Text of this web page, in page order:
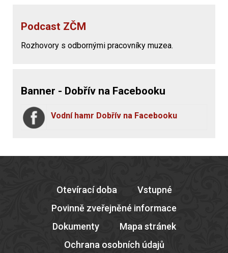
Podcast ZČM
Rozhovory s odbornými pracovníky muzea.
Banner - Dobřív na Facebooku
Vodní hamr Dobřív na Facebooku
Otevírací doba
Vstupné
Povinně zveřejněné informace
Dokumenty
Mapa stránek
Ochrana osobních údajů